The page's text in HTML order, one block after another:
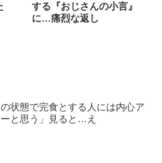
する『おじさんの小言』
に…痛烈な返し
の状態で完食とする人には内心ア
と思う」見ると…え